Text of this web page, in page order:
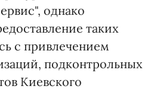
однако
таких
с привлечением
подконтрольных
Киевского